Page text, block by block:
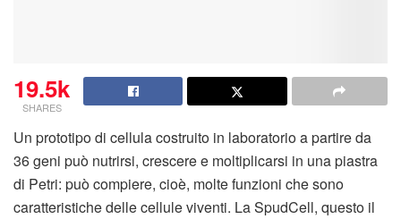
19.5k
SHARES
Un prototipo di cellula costruito in laboratorio a partire da
36 geni può nutrirsi, crescere e moltiplicarsi in una piastra
di Petri: può compiere, cioè, molte funzioni che sono
caratteristiche delle cellule viventi. La SpudCell, questo il